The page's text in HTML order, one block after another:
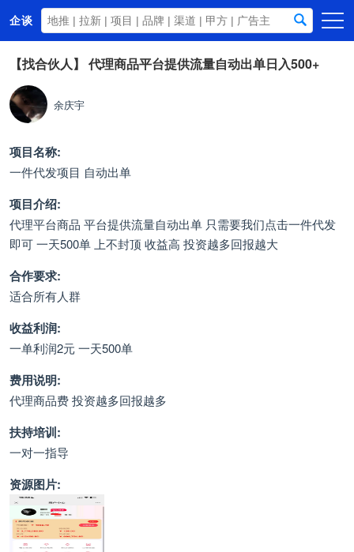
企谈
首页
商务资源
资讯动态
关于我们
【找合伙人】 代理商品平台提供流量自动出单日入500+
余庆宇
项目名称:
一件代发项目 自动出单
项目介绍:
代理平台商品 平台提供流量自动出单 只需要我们点击一件代发
即可 一天500单 上不封顶 收益高 投资越多回报越大
合作要求:
适合所有人群
收益利润:
一单利润2元 一天500单
费用说明:
代理商品费 投资越多回报越多
扶持培训:
一对一指导
资源图片: